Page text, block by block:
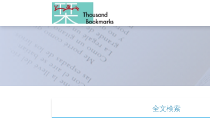
全文検索